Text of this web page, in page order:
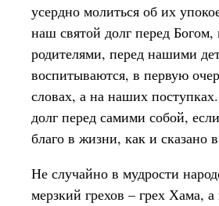
усердно молиться об их
наш святой долг перед
родителями, перед нашими
воспитываются, в первую
словах, а на наших
долг перед самими собой,
благо в жизни, как и сказано
Не случайно в мудрости
мерзкий грехов – грех Хама,